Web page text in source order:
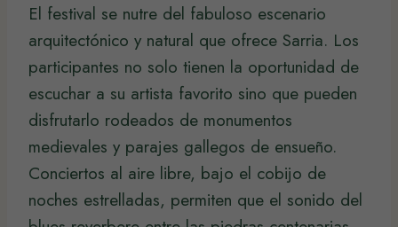
El festival se nutre del fabuloso escenario
arquitectónico y natural que ofrece Sarria. Los
participantes no solo tienen la oportunidad de
escuchar a su artista favorito sino que pueden
disfrutarlo rodeados de monumentos
medievales y parajes gallegos de ensueño.
Conciertos al aire libre, bajo el cobijo de
noches estrelladas, permiten que el sonido del